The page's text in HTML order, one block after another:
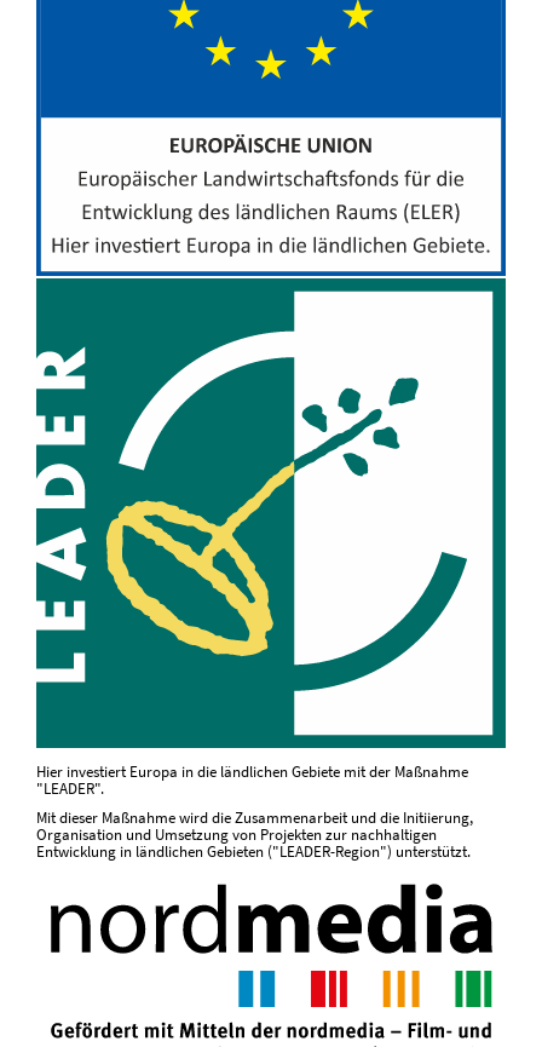
Hier investiert Europa in die ländlichen Gebiete mit der Maßnahme
"LEADER".
Mit dieser Maßnahme wird die Zusammenarbeit und die Initiierung,
Organisation und Umsetzung von Projekten zur nachhaltigen
Entwicklung in ländlichen Gebieten ("LEADER-Region") unterstützt.